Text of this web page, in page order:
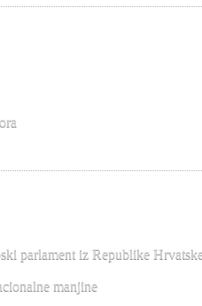
parlament iz Republike
manjine